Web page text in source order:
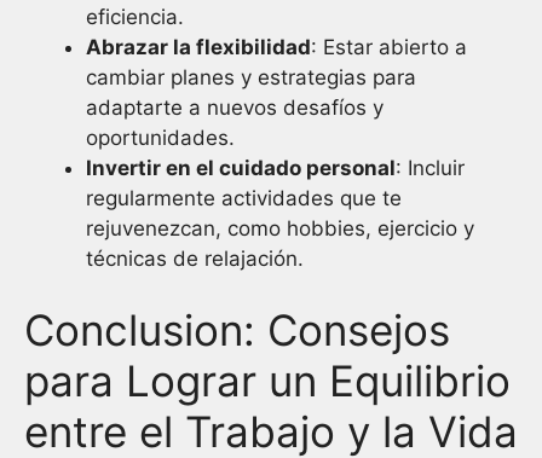
eficiencia.
Abrazar la flexibilidad: Estar abierto a
cambiar planes y estrategias para
adaptarte a nuevos desafíos y
oportunidades.
Invertir en el cuidado personal: Incluir
regularmente actividades que te
rejuvenezcan, como hobbies, ejercicio y
técnicas de relajación.
Conclusion: Consejos
para Lograr un Equilibrio
entre el Trabajo y la Vida